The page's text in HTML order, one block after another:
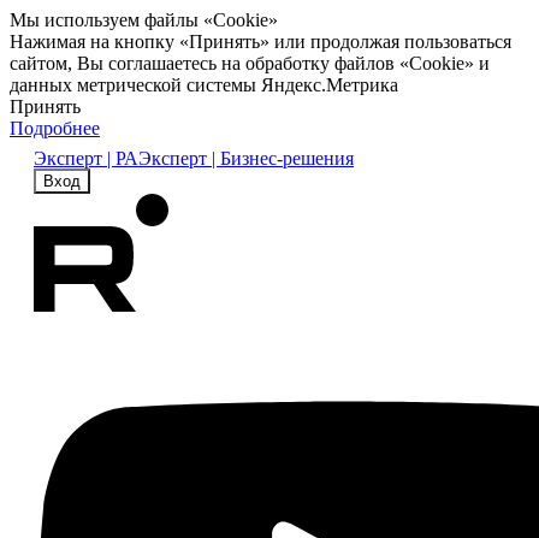
Мы используем файлы «Cookie»
Нажимая на кнопку «Принять» или продолжая пользоваться
сайтом, Вы соглашаетесь на обработку файлов «Cookie» и
данных метрической системы Яндекс.Метрика
Принять
Подробнее
Эксперт | РАЭксперт | Бизнес-решения
Вход